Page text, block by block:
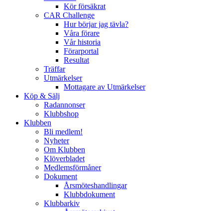
Kör försäkrat
CAR Challenge
Hur börjar jag tävla?
Våra förare
Vår historia
Förarportal
Resultat
Träffar
Utmärkelser
Mottagare av Utmärkelser
Köp & Sälj
Radannonser
Klubbshop
Klubben
Bli medlem!
Nyheter
Om Klubben
Klöverbladet
Medlemsförmåner
Dokument
Årsmöteshandlingar
Klubbdokument
Klubbarkiv